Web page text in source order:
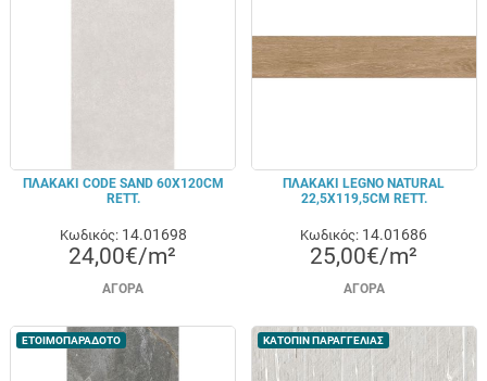
ΠΛΑΚΑΚΙ CODE SAND 60X120CM
RETT.
Κωδικός: 14.01698
24,00€/m²
ΑΓΟΡΆ
ΠΛΑΚΑΚΙ LEGNO NATURAL
22,5X119,5CM RETT.
Κωδικός: 14.01686
25,00€/m²
ΑΓΟΡΆ
ΕΤΟΙΜΟΠΑΡΑΔΟΤΟ ΚΑΤΟΠΙΝ ΠΑΡΑΓΓΕΛΙΑΣ